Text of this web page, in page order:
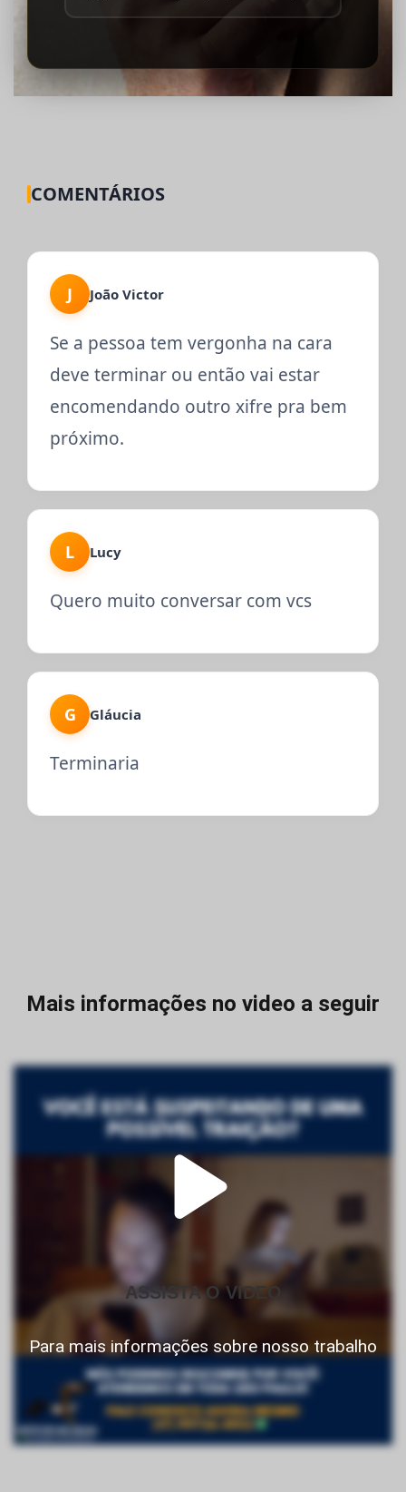
COMENTÁRIOS
J João Victor
Se a pessoa tem vergonha na cara
deve terminar ou então vai estar
encomendando outro xifre pra bem
próximo.
L Lucy
Quero muito conversar com vcs
G Gláucia
Terminaria
Mais informações no video a seguir
ASSISTA O VIDEO
Para mais informações sobre nosso trabalho